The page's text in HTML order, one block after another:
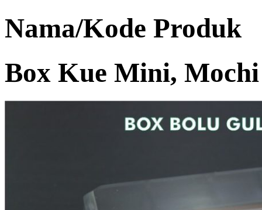
Nama/Kode Produk
Box Kue Mini, Mochi